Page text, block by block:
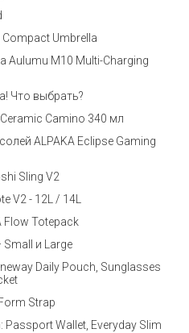
Compact Umbrella
Aulumu M10 Multi-Charging
Что выбрать?
Camino 340 мл
ALPAKA Eclipse Gaming
Sling V2
V2 - 12L / 14L
Flow Totepack
и Large
Daily Pouch, Sunglasses
Strap
Wallet, Everyday Slim